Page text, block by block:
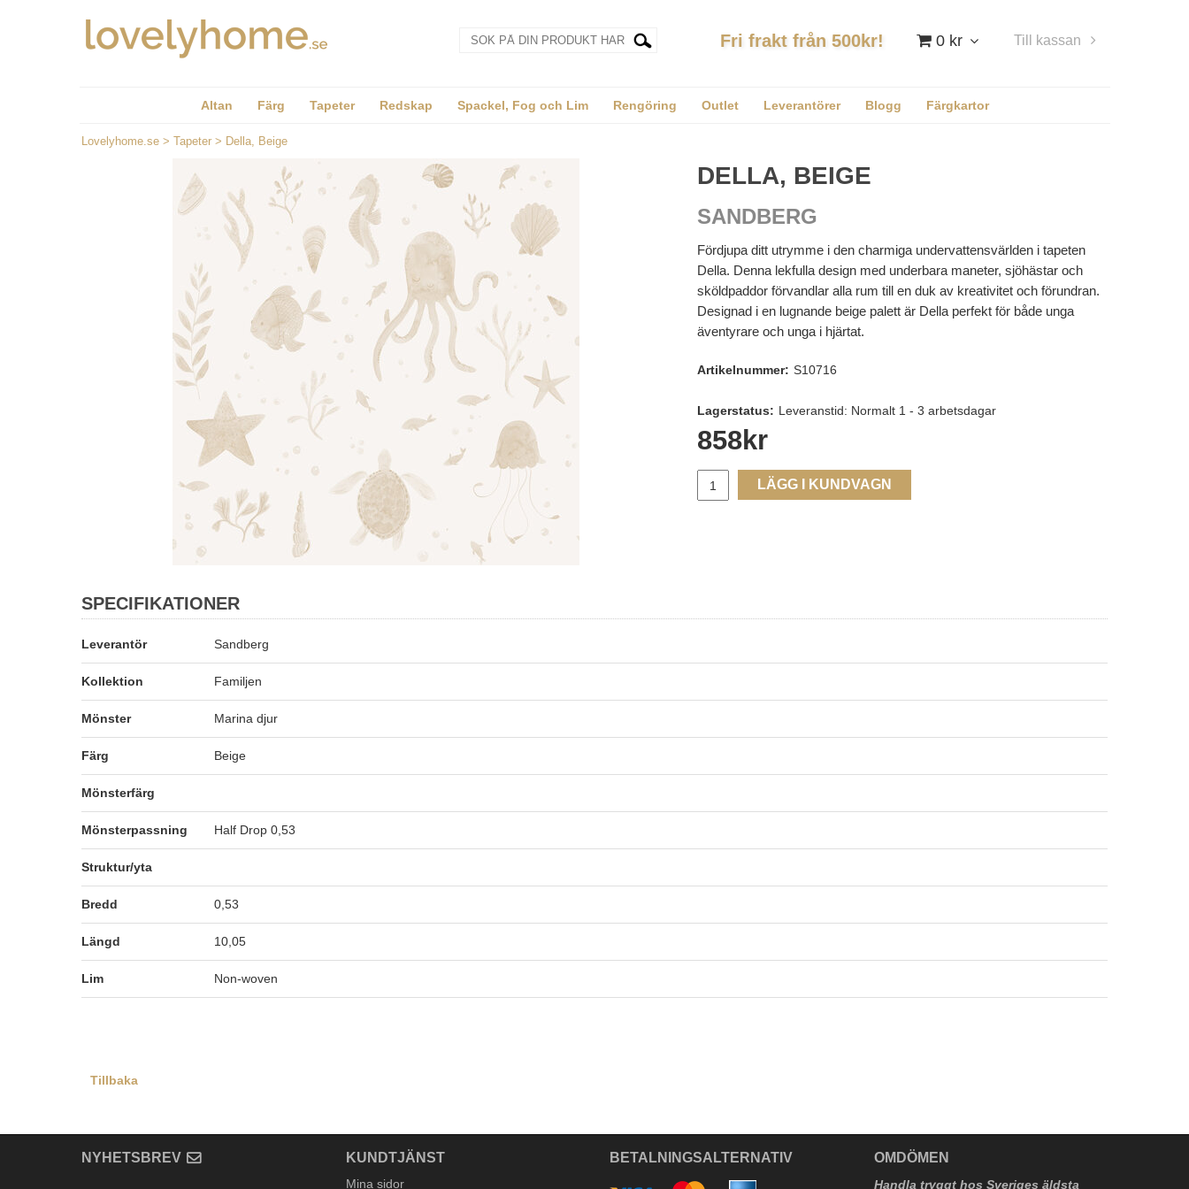
0 kr Till kassan
Fri frakt från 500kr!
Altan Färg Tapeter Redskap Spackel, Fog och Lim Rengöring Outlet Leverantörer Blogg Färgkartor
Lovelyhome.se > Tapeter > Della, Beige
DELLA, BEIGE
SANDBERG
Fördjupa ditt utrymme i den charmiga undervattensvärlden i tapeten
Della. Denna lekfulla design med underbara maneter, sjöhästar och
sköldpaddor förvandlar alla rum till en duk av kreativitet och förundran.
Designad i en lugnande beige palett är Della perfekt för både unga
äventyrare och unga i hjärtat.
Artikelnummer: S10716
Lagerstatus: Leveranstid: Normalt 1 - 3 arbetsdagar
858kr
LÄGG I KUNDVAGN
SPECIFIKATIONER
Leverantör Sandberg
Kollektion Familjen
Mönster Marina djur
Färg Beige
Mönsterfärg
Mönsterpassning Half Drop 0,53
Struktur/yta
Bredd 0,53
Längd 10,05
Lim Non-woven
Tillbaka
NYHETSBREV KUNDTJÄNST
Mina sidor
BETALNINGSALTERNATIV OMDÖMEN
Handla tryggt hos Sveriges äldsta